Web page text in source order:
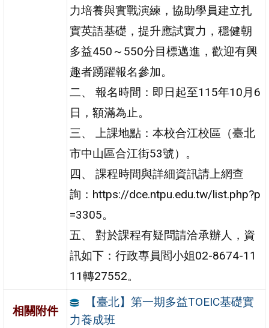
力培養與實戰演練，協助學員建立扎
實英語基礎，提升應試實力，穩健朝
多益450～550分目標邁進，歡迎有興
趣者踴躍報名參加。
二、 報名時間：即日起至115年10月6
日，額滿為止。
三、 上課地點：本校合江校區（臺北
市中山區合江街53號）。
四、 課程時間與詳細資訊請上網查
詢：https://dce.ntpu.edu.tw/list.php?p
=3305。
五、 對於課程有疑問請洽承辦人，資
訊如下：行政專員閻小姐02-8674-11
11轉27552。
相關附件
【臺北】第一期多益TOEIC基礎實
力養成班